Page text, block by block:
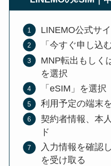
LINEMO公式サ
「今すぐ申し込
MNP転出もしく
を選択
「eSIM」を選択
利用予定の端末
契約者情報、本
ド
入力情報を確認
を受け取る